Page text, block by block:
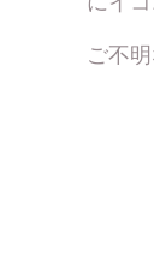
ご不